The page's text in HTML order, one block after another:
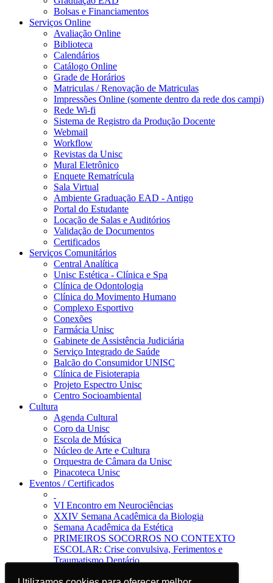
Bolsas e Financiamentos
Serviços Online
Avaliação Online
Biblioteca
Calendários
Catálogo Online
Grade de Horários
Matriculas / Renovação de Matriculas
Impressões Online (somente dentro da rede dos campi)
Rede Wi-fi
Sistema de Registro da Produção Docente
Webmail
Workflow
Revistas da Unisc
Mural Eletrônico
Enquete Rematrícula
Sala Virtual
Ambiente Graduação EAD - Antigo
Portal do Estudante
Locação de Salas e Auditórios
Validação de Documentos
Certificados
Serviços Comunitários
Central Analítica
Unisc Estética - Clínica e Spa
Clínica de Odontologia
Clínica do Movimento Humano
Complexo Esportivo
Conexões
Farmácia Unisc
Gabinete de Assistência Judiciária
Serviço Integrado de Saúde
Balcão do Consumidor UNISC
Clínica de Fisioterapia
Projeto Espectro Unisc
Centro Socioambiental
Cultura
Agenda Cultural
Coro da Unisc
Escola de Música
Núcleo de Arte e Cultura
Orquestra de Câmara da Unisc
Pinacoteca Unisc
Eventos / Certificados
VI Encontro em Neurociências
XXIV Semana Acadêmica da Biologia
Semana Acadêmica da Estética
PRIMEIROS SOCORROS NO CONTEXTO
ESCOLAR: Crise convulsiva, Ferimentos e
Traumatismo Dentário